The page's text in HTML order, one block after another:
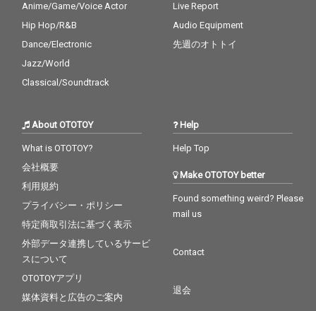
Anime/Game/Voice Actor
Hip Hop/R&B
Dance/Electronic
Jazz/World
Classical/Soundtrack
Live Report
Audio Equipment
先週のオトトイ
About OTOTOY
What is OTOTOY?
会社概要
利用規約
プライバシー・ポリシー
特定商取引法に基づく表示
外部データ連携しているサービ
スについて
OTOTOYアプリ
媒体資料と広告のご案内
Help
Help Top
Make OTOTOY better
Found something weird? Please
mail us
Contact
退会